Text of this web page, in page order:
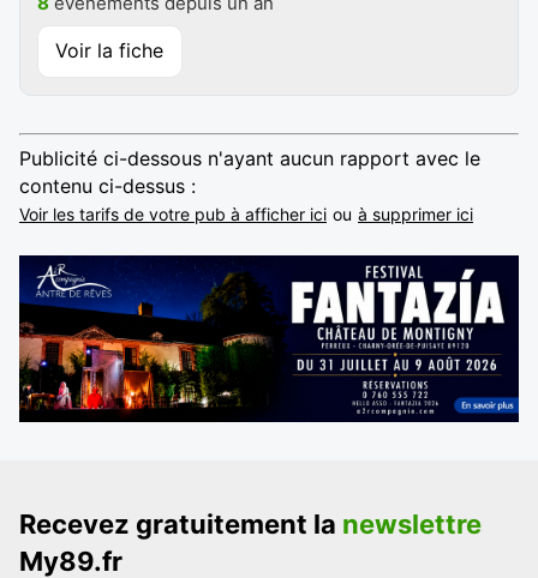
Voir la fiche
Publicité ci-dessous n'ayant aucun rapport avec le
contenu ci-dessus :
Voir les tarifs de votre pub à afficher ici ou à supprimer ici
Recevez gratuitement la newslettre
My89.fr